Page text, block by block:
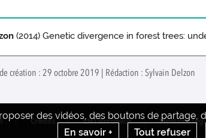
(2014) Genetic divergence in forest trees:
création : 29 octobre 2019 | Rédaction : Sylvain Delzon
des vidéos, des boutons de
En savoir +
Tout refuser
Crédits ENT Bordeaux Mentions